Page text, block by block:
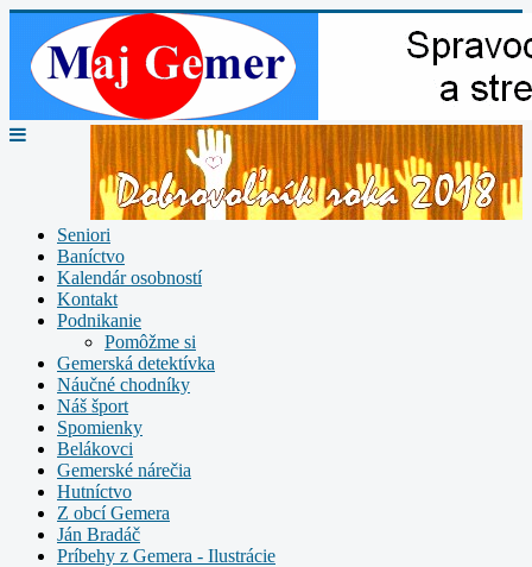
Seniori
Baníctvo
Kalendár osobností
Kontakt
Podnikanie
Pomôžme si
Gemerská detektívka
Náučné chodníky
Náš šport
Spomienky
Belákovci
Gemerské nárečia
Hutníctvo
Z obcí Gemera
Ján Bradáč
Príbehy z Gemera - Ilustrácie